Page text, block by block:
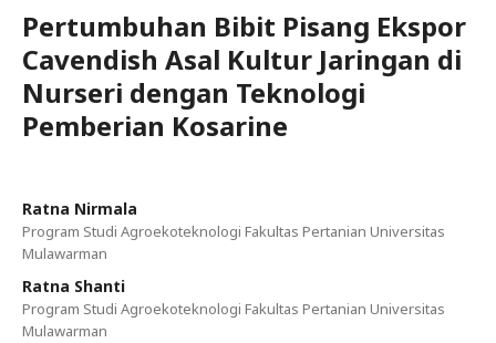
Pertumbuhan Bibit Pisang Ekspor
Cavendish Asal Kultur Jaringan di
Nurseri dengan Teknologi
Pemberian Kosarine
Ratna Nirmala
Program Studi Agroekoteknologi Fakultas Pertanian Universitas
Mulawarman
Ratna Shanti
Program Studi Agroekoteknologi Fakultas Pertanian Universitas
Mulawarman